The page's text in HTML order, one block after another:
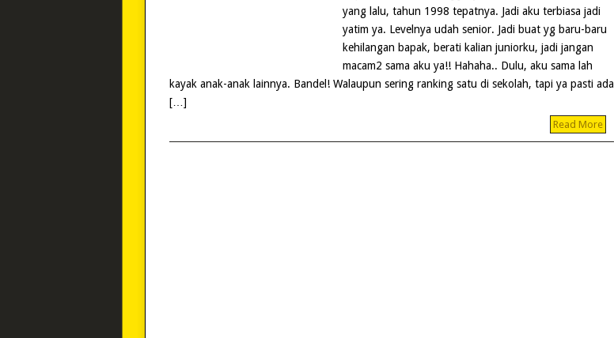
yang lalu, tahun 1998 tepatnya. Jadi aku terbiasa jadi
yatim ya. Levelnya udah senior. Jadi buat yg baru-baru
kehilangan bapak, berati kalian juniorku, jadi jangan
macam2 sama aku ya!! Hahaha.. Dulu, aku sama lah
kayak anak-anak lainnya. Bandel! Walaupun sering ranking satu di sekolah, tapi ya pasti ada
[…]
Read More